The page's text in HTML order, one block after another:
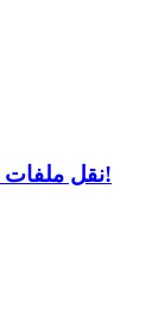
نقل ملفات الواتساب من على الأيفون الى الأندرويد!